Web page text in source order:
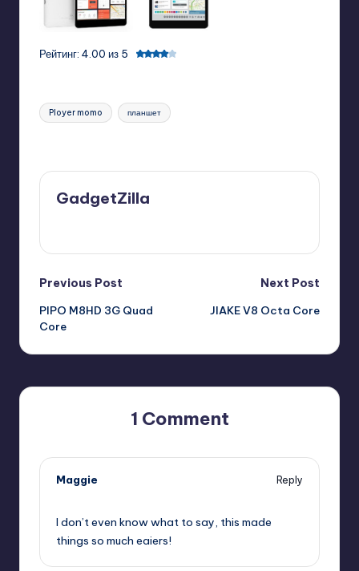
Рейтинг: 4.00 из 5
Tags:
Ployer momo планшет
GadgetZilla
Post
navigation
Previous Post
PIPO M8HD 3G Quad
Core
Next Post
JIAKE V8 Octa Core
1 Comment
Maggie
Reply
I don’t even know what to say, this made
things so much eaiers!